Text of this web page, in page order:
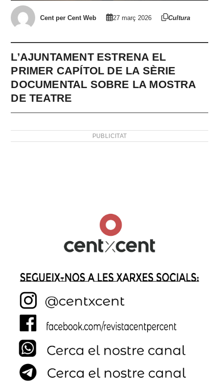
Cent per Cent Web 27 març 2026 Cultura
L’AJUNTAMENT ESTRENA EL
PRIMER CAPÍTOL DE LA SÈRIE
DOCUMENTAL SOBRE LA MOSTRA
DE TEATRE
PUBLICITAT